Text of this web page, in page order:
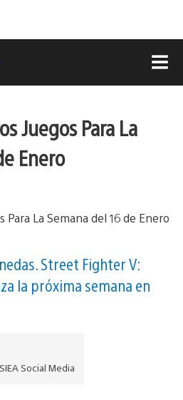
Juegos Para La
Enero
Street Fighter V:
la próxima semana en
Social Media